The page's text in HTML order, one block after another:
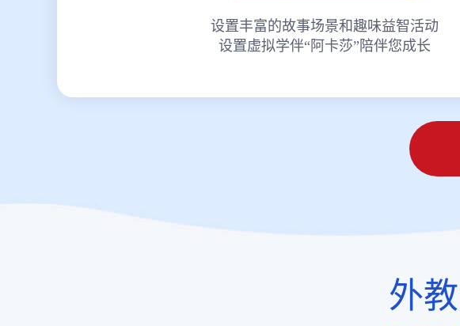
设置丰富的故事场景和趣味益智活动
设置虚拟学伴“阿卡莎”陪伴您成长
外教